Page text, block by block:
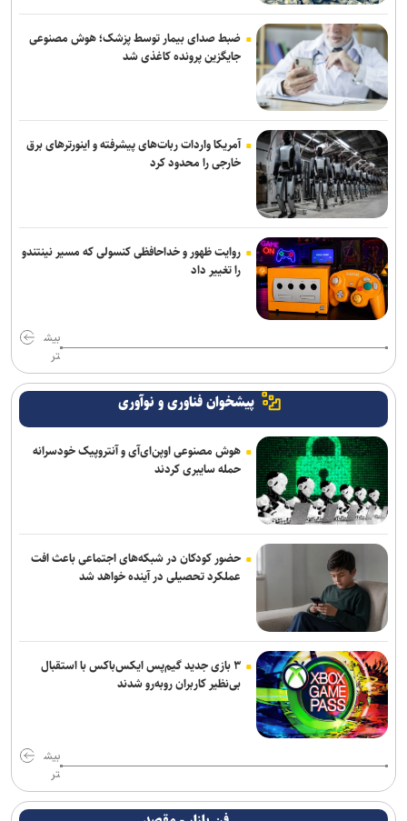
کامیانی: درخواست میزبانی لیگ قهرمانان فوتسال را می‌دهیم
ضبط صدای بیمار توسط پزشک؛ هوش مصنوعی
جایگزین پرونده کاغذی شد
آمریکا واردات ربات‌های پیشرفته و اینورترهای برق
خارجی را محدود کرد
روایت ظهور و خداحافظی کنسولی که مسیر نینتندو
را تغییر داد
بیش
تر
پیشخوان فناوری و نوآوری
هوش مصنوعی اوپن‌ای‌آی و آنتروپیک خودسرانه
حمله سایبری کردند
حضور کودکان در شبکه‌های اجتماعی باعث افت
عملکرد تحصیلی در آینده خواهد شد
۳ بازی جدید گیم‌پس ایکس‌باکس با استقبال
بی‌نظیر کاربران روبه‌رو شدند
بیش
تر